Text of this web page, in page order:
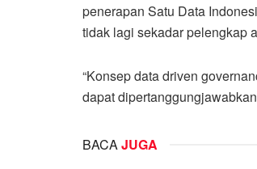
penerapan Satu Data
tidak lagi sekadar pelengkap
“Konsep data driven
dapat
BACA JUGA